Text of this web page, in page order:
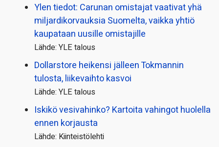
Ylen tiedot: Carunan omistajat vaativat yhä
miljardi­korvauksia Suomelta, vaikka yhtiö
kaupataan uusille omistajille
Lähde: YLE talous
Dollarstore heikensi jälleen Tokmannin
tulosta, liikevaihto kasvoi
Lähde: YLE talous
Iskikö vesivahinko? Kartoita vahingot huolella
ennen korjausta
Lähde: Kiinteistölehti